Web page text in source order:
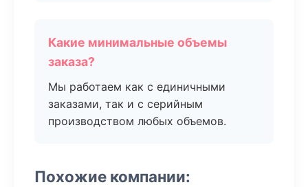
Какие минимальные объемы
заказа?
Мы работаем как с единичными
заказами, так и с серийным
производством любых объемов.
Похожие компании: